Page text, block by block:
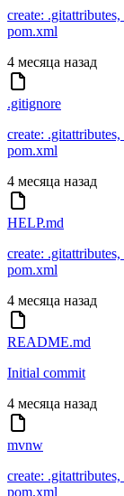
create:
pom.xml
4 месяца назад
.gitignore
create:
pom.xml
4 месяца назад
HELP.md
create:
pom.xml
4 месяца назад
README.md
Initial commit
4 месяца назад
mvnw
create:
pom.xml